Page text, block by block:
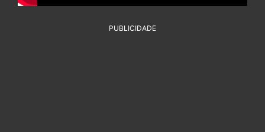
PUBLICIDADE